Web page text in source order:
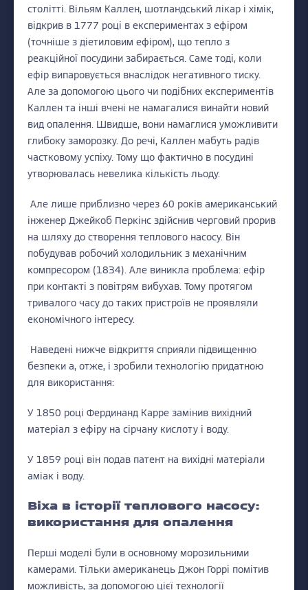
столітті. Вільям Каллен, шотландський лікар і хімік,
відкрив в 1777 році в експериментах з ефіром
(точніше з діетиловим ефіром), що тепло з
реакційної посудини забирається. Саме тоді, коли
ефір випаровується внаслідок негативного тиску.
Але за допомогою цього чи подібних експериментів
Каллен та інші вчені не намагалися винайти новий
вид опалення. Швидше, вони намаглися уможливити
глибоку заморозку. До речі, Каллен мабуть радів
частковому успіху. Тому що фактично в посудині
утворювалась невелика кількість льоду.
Але лише приблизно через 60 років американський
інженер Джейкоб Перкінс здійснив черговий прорив
на шляху до створення теплового насосу. Він
побудував робочий холодильник з механічним
компресором (1834). Але виникла проблема: ефір
при контакті з повітрям вибухав. Тому протягом
тривалого часу до таких пристроїв не проявляли
економічного інтересу.
Наведені нижче відкриття сприяли підвищенню
безпеки а, отже, і зробили технологію придатною
для використання:
У 1850 році Фердинанд Карре замінив вихідний
матеріал з ефіру на сірчану кислоту і воду.
У 1859 році він подав патент на вихідні матеріали
аміак і воду.
Віха в історії теплового насосу:
використання для опалення
Перші моделі були в основному морозильними
камерами. Тільки американець Джон Горрі помітив
можливість, за допомогою цієї технології